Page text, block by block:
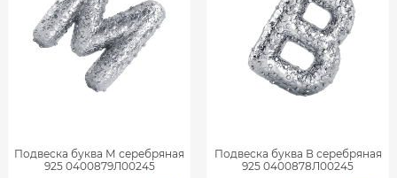
Подвеска буква М серебряная
925 0400879Л00245
Подвеска буква В серебряная
925 0400878Л00245